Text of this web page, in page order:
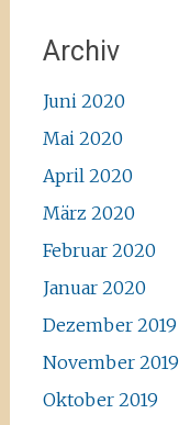
Archiv
Juni 2020
Mai 2020
April 2020
März 2020
Februar 2020
Januar 2020
Dezember 2019
November 2019
Oktober 2019